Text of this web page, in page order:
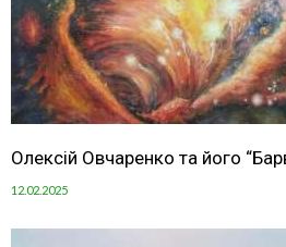
Олексій Овчаренко та його
12.02.2025